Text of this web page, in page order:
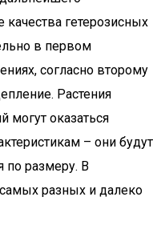
гетерозисных
в первом
согласно второму
Растения
могут оказаться
– они будут
по размеру. В
разных и далеко